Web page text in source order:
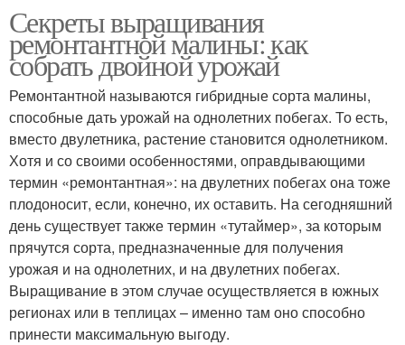
Секреты выращивания
ремонтантной малины: как
собрать двойной урожай
Ремонтантной называются гибридные сорта малины,
способные дать урожай на однолетних побегах. То есть,
вместо двулетника, растение становится однолетником.
Хотя и со своими особенностями, оправдывающими
термин «ремонтантная»: на двулетних побегах она тоже
плодоносит, если, конечно, их оставить. На сегодняшний
день существует также термин «тутаймер», за которым
прячутся сорта, предназначенные для получения
урожая и на однолетних, и на двулетних побегах.
Выращивание в этом случае осуществляется в южных
регионах или в теплицах – именно там оно способно
принести максимальную выгоду.